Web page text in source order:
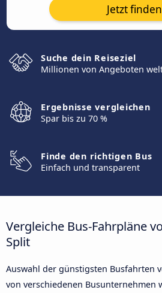
Jetzt finden
Suche dein Reiseziel
Millionen von Angeboten
Ergebnisse vergleichen
Spar bis zu 70 %
Finde den richtigen Bus
Einfach und transparent
Vergleiche Bus-Fahrpläne
Split
Auswahl der günstigsten Busfahrten
von verschiedenen Busunternehmen